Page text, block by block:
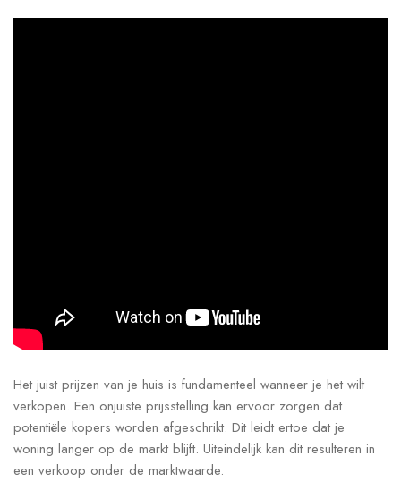
Het juist prijzen van je huis is fundamenteel wanneer je het wilt
verkopen. Een onjuiste prijsstelling kan ervoor zorgen dat
potentiële kopers worden afgeschrikt. Dit leidt ertoe dat je
woning langer op de markt blijft. Uiteindelijk kan dit resulteren in
een verkoop onder de marktwaarde.